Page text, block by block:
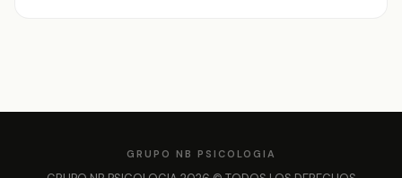
GRUPO NB PSICOLOGIA